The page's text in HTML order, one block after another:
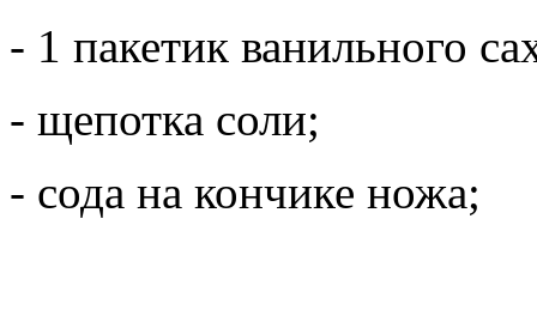
- 1 пакетик ванильного
- щепотка соли;
- сода на кончике ножа;